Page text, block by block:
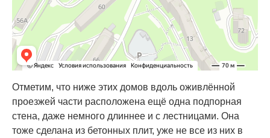
Отметим, что ниже этих домов вдоль оживлённой
проезжей части расположена ещё одна подпорная
стена, даже немного длиннее и с лестницами. Она
тоже сделана из бетонных плит, уже не все из них в